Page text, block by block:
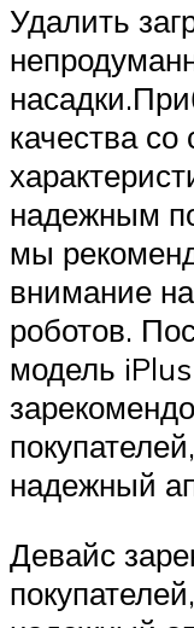
Удалить
качества
надежным
мы
внимание
роботов.
модель
надежный
Девайс